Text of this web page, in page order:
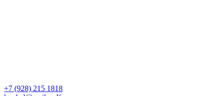
+7 (928) 215 1818